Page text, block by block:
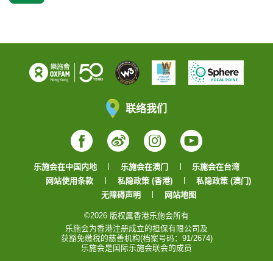
联络我们
Facebook
WeiboInstagram
YouTube
乐施会在中国内地 乐施会在澳门
乐施会在台湾
网站使用条款
私隐政策 (香港)
私隐政策 (澳门)
无障碍声明
网站地图
©2026 版权属香港乐施会所有
乐施会为香港注册成立的担保有限公司及
获豁免缴税的慈善机构(档案号码：91/2674)
乐施会是国际乐施会联会的成员